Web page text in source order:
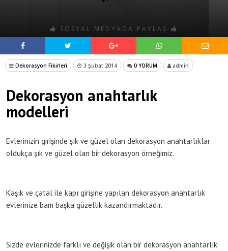
SOSYAL MEDYADA PAYLAŞ
Dekorasyon Fikirleri 3 Şubat 2014 0 YORUM admin
Dekorasyon anahtarlık
modelleri
Evlerinizin girişinde şık ve güzel olan dekorasyon anahtarlıklar
oldukça şık ve güzel olan bir dekorasyon örneğimiz.
Kaşık ve çatal ile kapı girişine yapılan dekorasyon anahtarlık
evlerinize bam başka güzellik kazandırmaktadır.
Sizde evlerinizde farklı ve değişik olan bir dekorasyon anahtarlık